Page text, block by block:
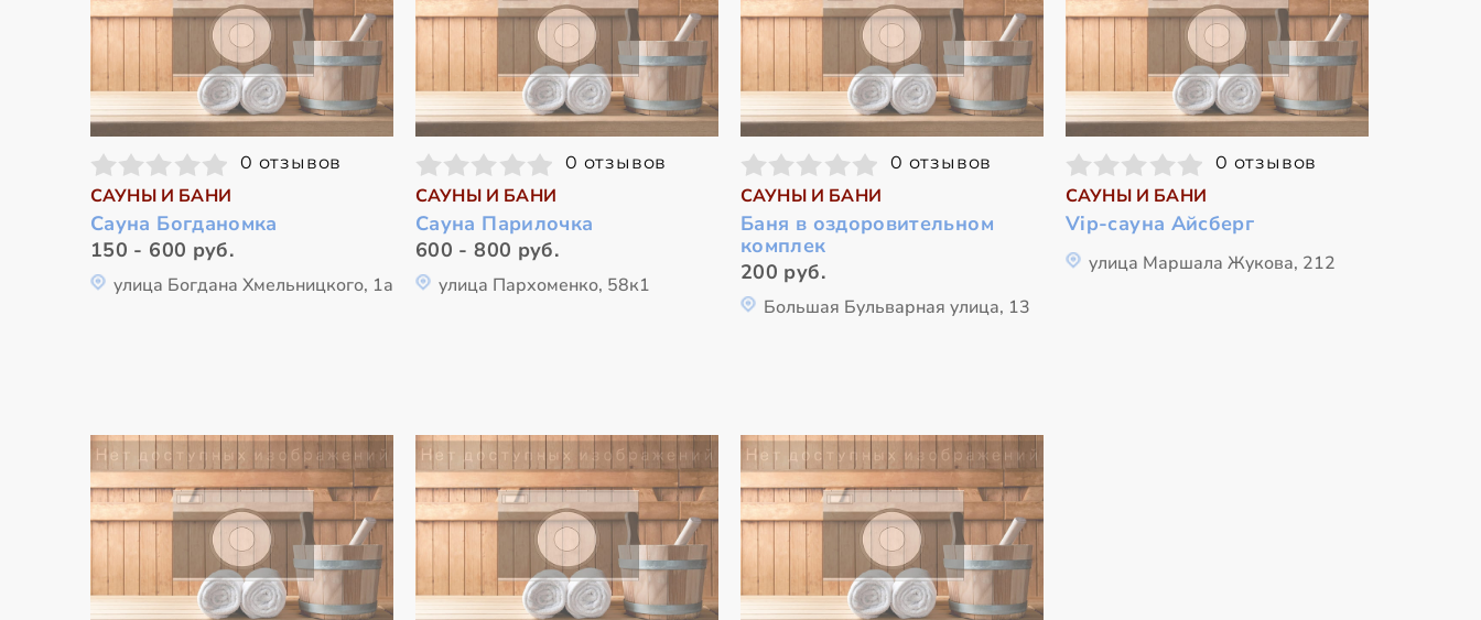
0 отзывов
САУНЫ И БАНИ
Сауна Богданомка
150 - 600 руб.
улица Богдана Хмельницкого, 1а
0 отзывов
САУНЫ И БАНИ
Сауна Парилочка
600 - 800 руб.
улица Пархоменко, 58к1
0 отзывов
САУНЫ И БАНИ
Баня в оздоровительном
комплек
200 руб.
Большая Бульварная улица, 13
0 отзывов
САУНЫ И БАНИ
Vip-сауна Айсберг
улица Маршала Жукова, 212